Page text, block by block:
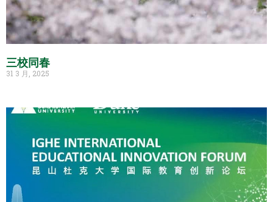
三校同春
31 3 月, 2025